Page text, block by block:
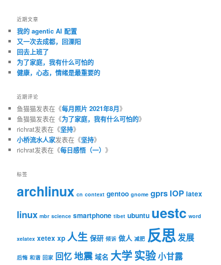
近期文章
我的 agentic AI 配置
又一次去成都，回溧阳
回去上班了
为了家庭，我有什么可怕的
健康，心态，情绪是最重要的
近期评论
鱼猫猫发表在《每月照片 2021年8月》
鱼猫猫发表在《为了家庭，我有什么可怕的》
richrat发表在《坚持》
小桥流水人家发表在《坚持》
richrat发表在《每日感悟（一）》
标签
archlinux cn context gentoo gnome gprs IOP latex
linux mbr science smartphone tibet ubuntu uestc word
xelatex xetex xp 人生 保研 倾诉 做人 减肥 反思发展
后悔 和谐 回家 回忆地震 域名 大学实验小甘露